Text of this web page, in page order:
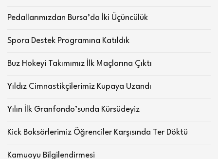
Pedallarımızdan Bursa’da İki Üçüncülük
Spora Destek Programına Katıldık
Buz Hokeyi Takımımız İlk Maçlarına Çıktı
Yıldız Cimnastikçilerimiz Kupaya Uzandı
Yılın İlk Granfondo’sunda Kürsüdeyiz
Kick Boksörlerimiz Öğrenciler Karşısında Ter Döktü
Kamuoyu Bilgilendirmesi